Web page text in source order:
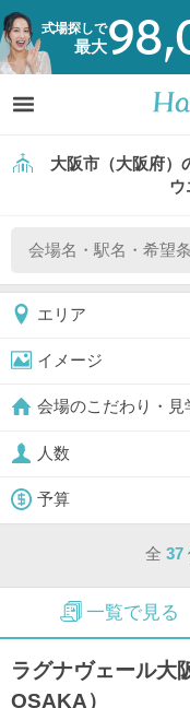
式場探しで
最大
大阪市（大阪府）
ウ
エリア
イメージ
会場のこだわり・見
人数
予算
全 37
一覧で見る
ラグナヴェール大
OSAKA）